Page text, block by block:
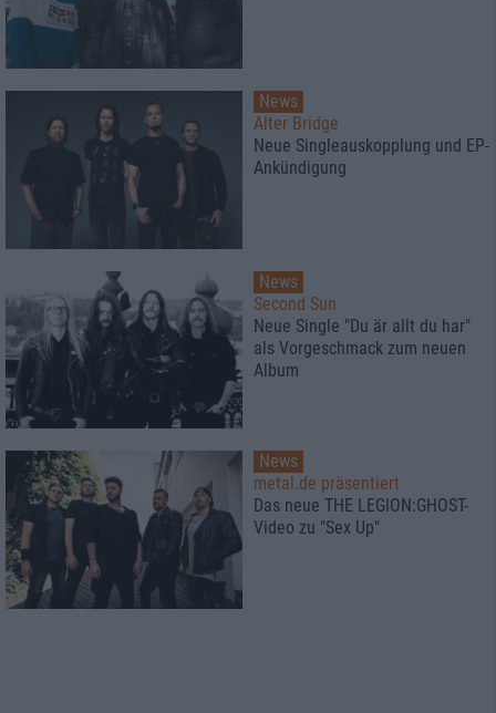
News
Alter Bridge
Neue Singleauskopplung und EP-
Ankündigung
News
Second Sun
Neue Single "Du är allt du har"
als Vorgeschmack zum neuen
Album
News
metal.de präsentiert
Das neue THE LEGION:GHOST-
Video zu "Sex Up"